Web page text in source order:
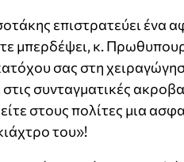
επιστρατεύει ένα
μπερδέψει, κ.
σας στη
συνταγματικές
στους πολίτες μια
του»!